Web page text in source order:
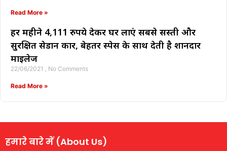
Read More »
हर महीने 4,111 रुपये देकर घर लाएं सबसे सस्ती और
सुरक्षित सेडान कार, बेहतर स्पेस के साथ देती है शानदार
माइलेज
22/06/2021 No Comments
Read More »
हमारे बारे में (About Us)